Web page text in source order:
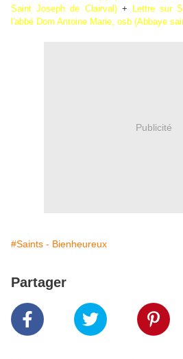
Saint Joseph de Clairval)+
Lettre sur
l'abbé Dom Antoine Marie, osb (Abbaye
Publicité
#Saints - Bienheureux
Partager